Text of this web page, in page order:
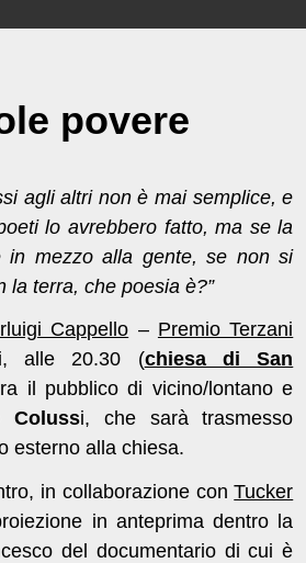
povere
agli altri non è mai semplice, e
lo avrebbero fatto, ma se la
in mezzo alla gente, se non si
la terra, che poesia è?”
Cappello – Premio Terzani
alle 20.30 (chiesa di San
il pubblico di vicino/lontano e
Colussi, che sarà trasmesso
esterno alla chiesa.
in collaborazione conTucker
in anteprima dentro la
del documentario di cui è